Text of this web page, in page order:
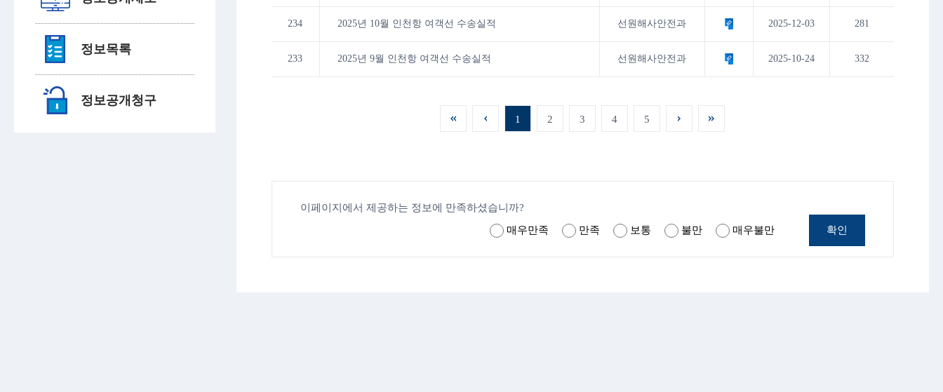
정보목록
정보공개청구
234 2025년 10월 인천항 여객선 수송실적 선원해사안전과 2025-12-03 281
233 2025년 9월 인천항 여객선 수송실적 선원해사안전과 2025-10-24 332
1 2 3 4 5
이페이지에서 제공하는 정보에 만족하셨습니까?
매우만족 만족 보통 불만 매우불만 확인